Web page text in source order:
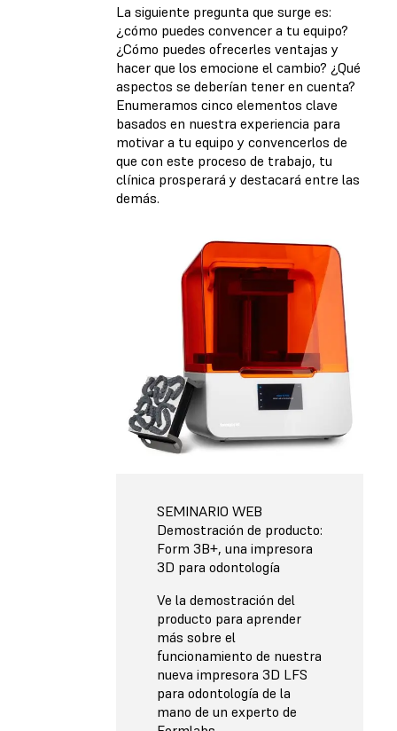
La siguiente pregunta que surge es:
¿cómo puedes convencer a tu equipo?
¿Cómo puedes ofrecerles ventajas y
hacer que los emocione el cambio? ¿Qué
aspectos se deberían tener en cuenta?
Enumeramos cinco elementos clave
basados en nuestra experiencia para
motivar a tu equipo y convencerlos de
que con este proceso de trabajo, tu
clínica prosperará y destacará entre las
demás.
SEMINARIO WEB
Demostración de producto:
Form 3B+, una impresora
3D para odontología
Ve la demostración del
producto para aprender
más sobre el
funcionamiento de nuestra
nueva impresora 3D LFS
para odontología de la
mano de un experto de